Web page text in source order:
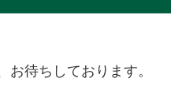
お待ちしております。